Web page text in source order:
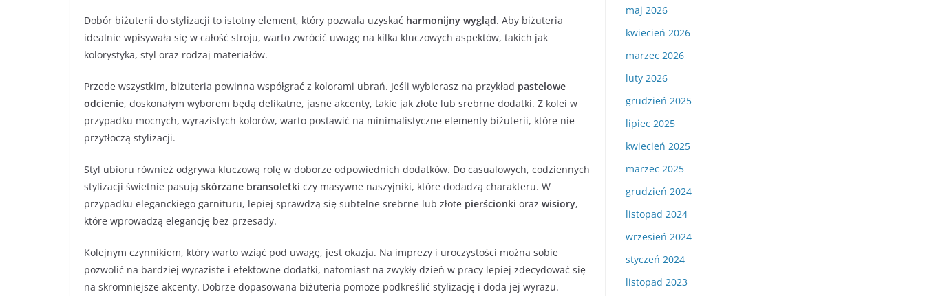
Dobór biżuterii do stylizacji to istotny element, który pozwala uzyskać harmonijny wygląd. Aby biżuteria
idealnie wpisywała się w całość stroju, warto zwrócić uwagę na kilka kluczowych aspektów, takich jak
kolorystyka, styl oraz rodzaj materiałów.
Przede wszystkim, biżuteria powinna współgrać z kolorami ubrań. Jeśli wybierasz na przykład pastelowe
odcienie, doskonałym wyborem będą delikatne, jasne akcenty, takie jak złote lub srebrne dodatki. Z kolei w
przypadku mocnych, wyrazistych kolorów, warto postawić na minimalistyczne elementy biżuterii, które nie
przytłoczą stylizacji.
Styl ubioru również odgrywa kluczową rolę w doborze odpowiednich dodatków. Do casualowych, codziennych
stylizacji świetnie pasują skórzane bransoletki czy masywne naszyjniki, które dodadzą charakteru. W
przypadku eleganckiego garnituru, lepiej sprawdzą się subtelne srebrne lub złote pierścionki oraz wisiory,
które wprowadzą elegancję bez przesady.
Kolejnym czynnikiem, który warto wziąć pod uwagę, jest okazja. Na imprezy i uroczystości można sobie
pozwolić na bardziej wyraziste i efektowne dodatki, natomiast na zwykły dzień w pracy lepiej zdecydować się
na skromniejsze akcenty. Dobrze dopasowana biżuteria pomoże podkreślić stylizację i doda jej wyrazu.
maj 2026
kwiecień 2026
marzec 2026
luty 2026
grudzień 2025
lipiec 2025
kwiecień 2025
marzec 2025
grudzień 2024
listopad 2024
wrzesień 2024
styczeń 2024
listopad 2023